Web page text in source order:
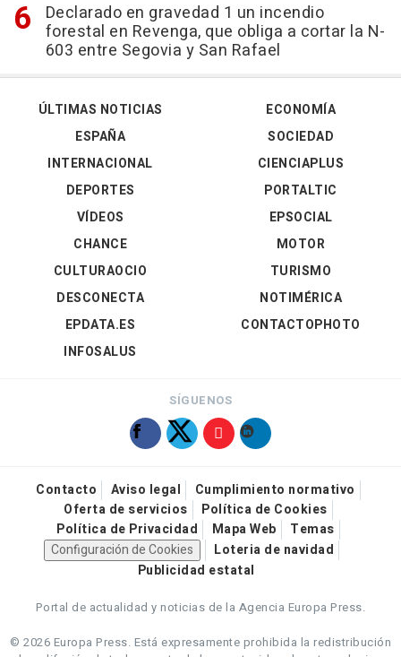
Declarado en gravedad 1 un incendio
forestal en Revenga, que obliga a cortar la N-
603 entre Segovia y San Rafael
ÚLTIMAS NOTICIAS
ESPAÑA
INTERNACIONAL
DEPORTES
VÍDEOS
ECONOMÍA
SOCIEDAD
CIENCIAPLUS
PORTALTIC
EPSOCIAL
CHANCE
CULTURAOCIO
DESCONECTA
EPDATA.ES
INFOSALUS
MOTOR
TURISMO
NOTIMÉRICA
CONTACTOPHOTO
SÍGUENOS
Contacto Aviso legal
Cumplimiento normativo
Oferta de servicios
Política de Cookies
Política de Privacidad
Mapa Web
Temas
Configuración de Cookies
Loteria de navidad
Publicidad estatal
Portal de actualidad y noticias de la Agencia Europa Press.
© 2026 Europa Press. Está expresamente prohibida la redistribución